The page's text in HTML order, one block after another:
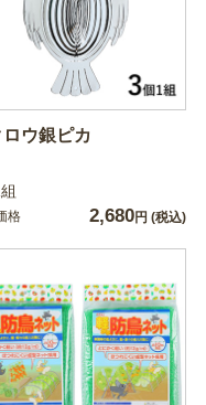
ウ銀ピカ
格 2,680円 (税込)